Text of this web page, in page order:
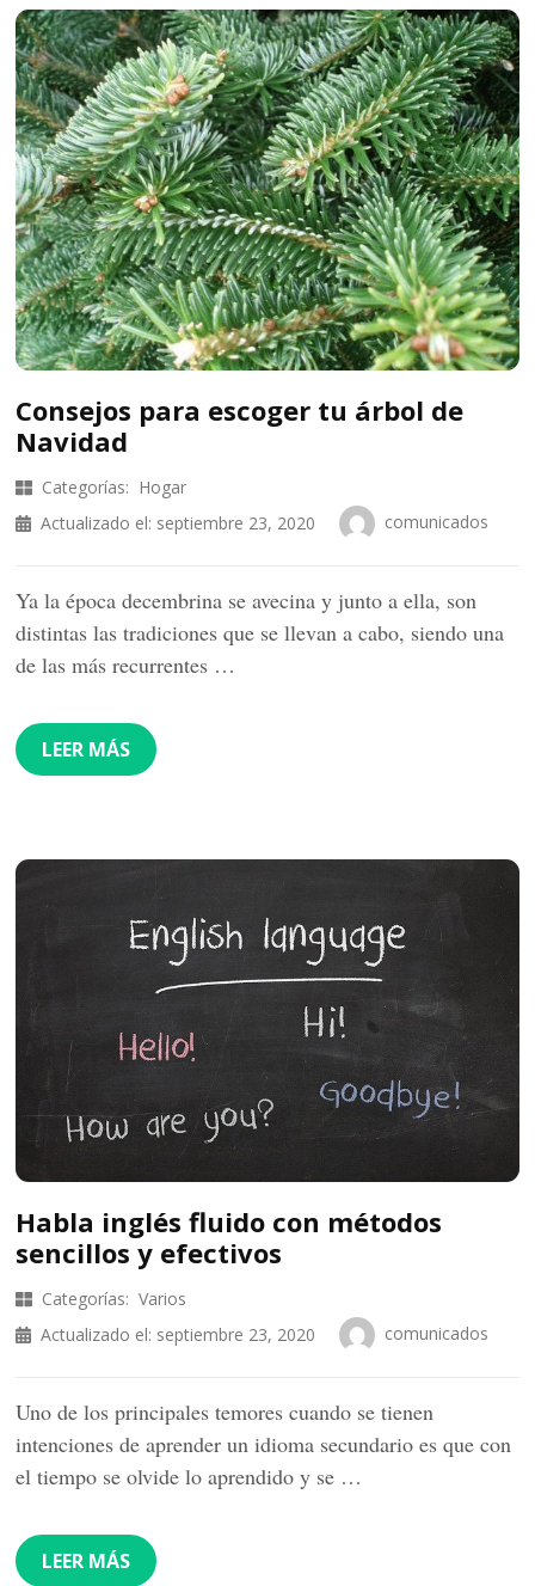
Consejos para escoger tu árbol de
Navidad
Categorías: Hogar
Actualizado el: septiembre 23, 2020 comunicados
Ya la época decembrina se avecina y junto a ella, son
distintas las tradiciones que se llevan a cabo, siendo una
de las más recurrentes …
LEER MÁS
Habla inglés fluido con métodos
sencillos y efectivos
Categorías: Varios
Actualizado el: septiembre 23, 2020 comunicados
Uno de los principales temores cuando se tienen
intenciones de aprender un idioma secundario es que con
el tiempo se olvide lo aprendido y se …
LEER MÁS